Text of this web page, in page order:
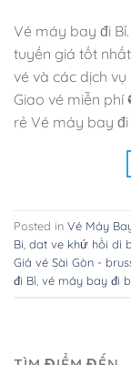
Vé máy bay đi
tuyến giá tốt
vé và các dịch
Giao vé miễn phí
rẻ Vé máy bay
Posted in Vé Máy
Bi dat ve khứ hồi di
Giá vé Sài Gòn -
đi Bỉ vé máy bay đi